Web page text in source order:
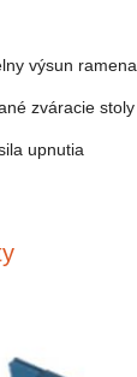
výsun ramena
zváracie stoly
upnutia